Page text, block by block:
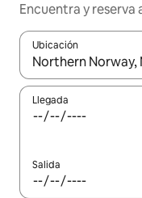
Encuentra y
Ubicación
Cuando los
Llegada
Salida